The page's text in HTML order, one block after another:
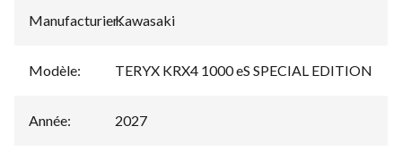
Manufacturier:
Kawasaki
Modèle: TERYX KRX4 1000 eS SPECIAL EDITION
Année: 2027